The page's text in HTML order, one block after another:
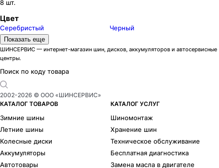
8 шт.
Цвет
Серебристый Черный
Модели дисков iFree
Андерсен
10
Апероль
Аскет 6
Аврора
Азур
8
Бэнкс 8
Бустер 3
Дайс 4
Показать еще
ШИНСЕРВИС — интернет-магазин шин, дисков, аккумуляторов и автосервисные
центры.
Поиск по коду товара
2002-2026 © ООО «ШИНСЕРВИС»
КАТАЛОГ ТОВАРОВ
Зимние шины
Летние шины
Колесные диски
Аккумуляторы
Автотовары
КАТАЛОГ УСЛУГ
Шиномонтаж
Хранение шин
Техническое обслуживание
Бесплатная диагностика
Замена масла в двигателе